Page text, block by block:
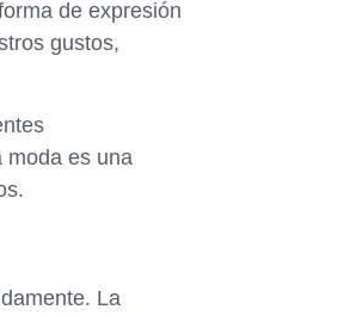
de expresión
gustos,
moda es una
La